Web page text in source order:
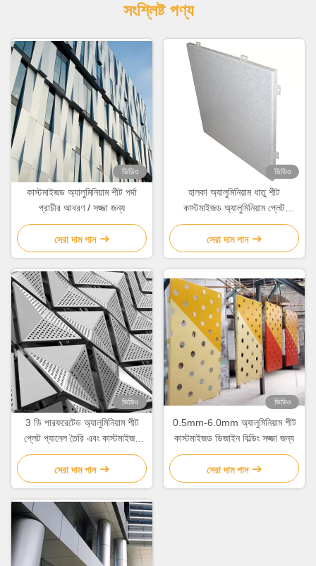
সংশ্লিষ্ট পণ্য
ভিডিও
কাস্টমাইজড অ্যালুমিনিয়াম শীট পর্দা
প্রাচীর আবরণ / সজ্জা জন্য
সেরা দাম পান
ভিডিও
হালকা অ্যালুমিনিয়াম ধাতু শীট
কাস্টমাইজড অ্যালুমিনিয়াম প্লেট
আবহাওয়া প্রতিরোধক
সেরা দাম পান
ভিডিও
3 ডি পারফরেটেড অ্যালুমিনিয়াম শীট
প্লেট প্যানেল তৈরি এবং কাস্টমাইজড
দেওয়াল সজ্জা
সেরা দাম পান
ভিডিও
0.5mm-6.0mm অ্যালুমিনিয়াম শীট
কাস্টমাইজড ডিজাইন বিল্ডিং সজ্জা জন্য
সেরা দাম পান